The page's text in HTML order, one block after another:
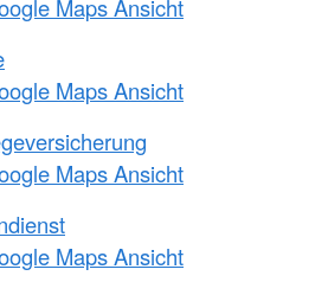
Maps Ansicht
Maps Ansicht
Maps Ansicht
Maps Ansicht